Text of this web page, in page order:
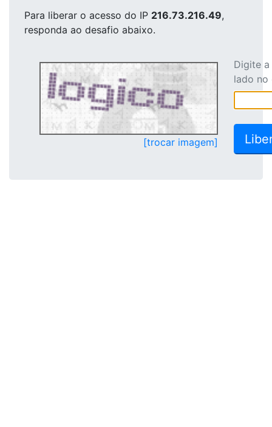
Para liberar o acesso do IP 216.73.216.49,
responda ao desafio abaixo.
[trocar imagem]
Digite
lado no